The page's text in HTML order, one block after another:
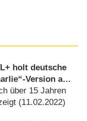
holt deutsche
Version aus
über 15 Jahren
(11.02.2022)